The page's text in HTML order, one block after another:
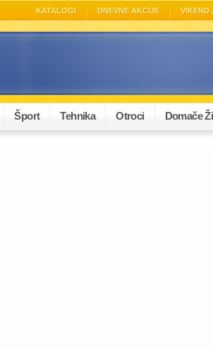
KATALOGI DNEVNE AKCIJE VIKEND
Šport Tehnika Otroci Domače